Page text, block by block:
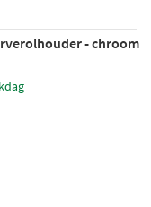
- chroom